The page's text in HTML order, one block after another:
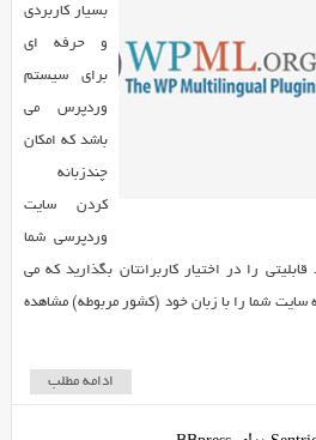
بسیار کاربردی
و حرفه ای
برای سیستم
وردپرس می
باشد که امکان
چندزبانه
کردن سایت
وردپرسی شما
را در اختیار کاربرانتان بگذارید که می
سایت شما را با زبان خود (کشور مربوطه) مشاهده
ادامه مطلب